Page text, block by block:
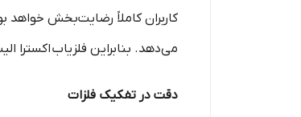
کاربران کاملاً رضایت‌بخش خواهد
می‌دهد. بنابراین فلزیاب اکسترا
دقت در تفکیک فلزات